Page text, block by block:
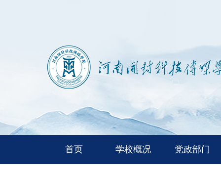
首页 学校概况 党政部门